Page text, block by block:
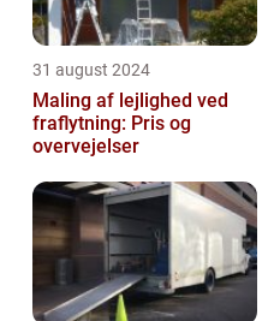
31 august 2024
Maling af lejlighed ved
fraflytning: Pris og
overvejelser